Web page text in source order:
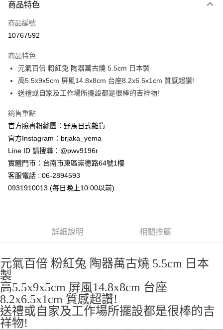
信用卡一次付款
信用卡分期付款
合作金庫商業銀行
華南商業銀行
彰化商業銀行
上海商業儲蓄銀行
台北富邦商業銀行
國泰世華商業銀行
兆豐國際商業銀行
匯豐（台灣）商業銀行
聯邦商業銀行
玉山商業銀行
台新國際商業銀行
台灣樂天信用卡公司
超商取貨付款
LINE Pay
街口支付
悠遊付
Google Pay
ATM付款
每筆NT$65，滿NT$999(含以上)免運費
每筆NT$65，滿NT$999(含以上)免運費
7-11取貨付款
每筆NT$65，滿NT$999(含以上)免運費
付款後7-11取貨
每筆NT$65，滿NT$999(含以上)免運費
商品特色
商品編號
10767592
商品特色
元氣百倍 粉紅兔 陶器萬古燒 5.5cm 日本製
高5.5x9x5cm 屏風14.8x8cm 台座8.2x6.5x1cm 質感超讚!
送禮或自家及工作場所擺設都是很棒的吉祥物!
銷售重點
官方臉書粉絲團：野馬日式雜貨
官方Instagram：brjaka_yema
Line ID 請搜尋：@pwv9196r
實體門市：台南市東區崇德路64號1樓
客服電話 : 06-2894593
0931910013 (每日晚上10:00以前)
詳細說明 相關推薦
元氣百倍 粉紅兔 陶器萬古燒 5.5cm 日本
製
高5.5x9x5cm 屏風14.8x8cm 台座
8.2x6.5x1cm 質感超讚!
送禮或自家及工作場所擺設都是很棒的吉
祥物!